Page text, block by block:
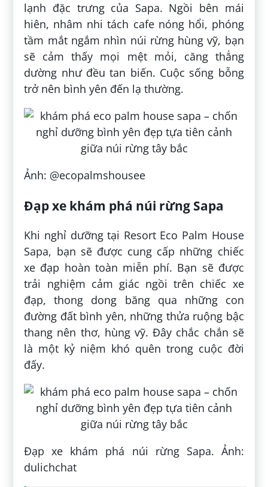
lạnh đặc trưng của Sapa. Ngồi bên mái
hiên, nhâm nhi tách cafe nóng hổi, phóng
tầm mắt ngắm nhìn núi rừng hùng vỹ, bạn
sẽ cảm thấy mọi mệt mỏi, căng thẳng
dường như đều tan biến. Cuộc sống bỗng
trở nên bình yên đến lạ thường.
Ảnh: @ecopalmshousee
Đạp xe khám phá núi rừng Sapa
Khi nghỉ dưỡng tại Resort Eco Palm House
Sapa, bạn sẽ được cung cấp những chiếc
xe đạp hoàn toàn miễn phí. Bạn sẽ được
trải nghiệm cảm giác ngồi trên chiếc xe
đạp, thong dong băng qua những con
đường đất bình yên, những thửa ruộng bậc
thang nên thơ, hùng vỹ. Đây chắc chắn sẽ
là một kỷ niệm khó quên trong cuộc đời
đấy.
Đạp xe khám phá núi rừng Sapa. Ảnh:
dulichchat